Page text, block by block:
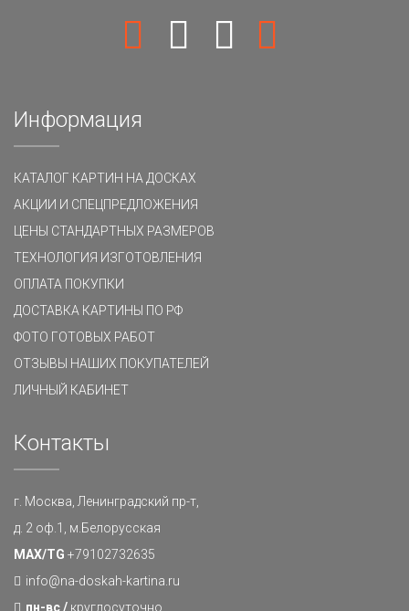
Информация
КАТАЛОГ КАРТИН НА ДОСКАХ
АКЦИИ И СПЕЦПРЕДЛОЖЕНИЯ
ЦЕНЫ СТАНДАРТНЫХ РАЗМЕРОВ
ТЕХНОЛОГИЯ ИЗГОТОВЛЕНИЯ
ОПЛАТА ПОКУПКИ
ДОСТАВКА КАРТИНЫ ПО РФ
ФОТО ГОТОВЫХ РАБОТ
ОТЗЫВЫ НАШИХ ПОКУПАТЕЛЕЙ
ЛИЧНЫЙ КАБИНЕТ
Контакты
г. Москва, Ленинградский пр-т,
д. 2 оф.1, м.Белорусская
MAX/TG +79102732635
info@na-doskah-kartina.ru
пн-вс / круглосуточно